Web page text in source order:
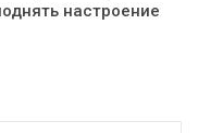
настроение